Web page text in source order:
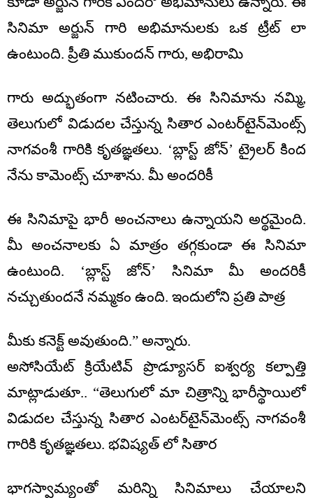
సినిమా అర్జున్ గారి అభిమానులకు ఒక ట్రీట్ లా
ఉంటుంది. ప్రీతి ముకుందన్ గారు, అభిరామి
గారు అద్భుతంగా నటించారు. ఈ సినిమాను నమ్మి,
తెలుగులో విడుదల చేస్తున్న సితార ఎంటర్‌టైన్‌మెంట్స్
నాగవంశీ గారికి కృతఙ్ఞతలు. ‘బ్లాస్ట్ జోన్’ ట్రైలర్ కింద
నేను కామెంట్స్ చూశాను. మీ అందరికీ
ఈ సినిమాపై భారీ అంచనాలు ఉన్నాయని అర్థమైంది.
మీ అంచనాలకు ఏ మాత్రం తగ్గకుండా ఈ సినిమా
ఉంటుంది. ‘బ్లాస్ట్ జోన్’ సినిమా మీ అందరికీ
నచ్చుతుందనే నమ్మకం ఉంది. ఇందులోని ప్రతి పాత్ర
మీకు కనెక్ట్ అవుతుంది.” అన్నారు.
అసోసియేట్ క్రియేటివ్ ప్రొడ్యూసర్ ఐశ్వర్య కల్పాత్తి
మాట్లాడుతూ.. “తెలుగులో మా చిత్రాన్ని భారీస్థాయిలో
విడుదల చేస్తున్న సితార ఎంటర్‌టైన్‌మెంట్స్ నాగవంశీ
గారికి కృతఙ్ఞతలు. భవిష్యత్ లో సితార
భాగస్వామ్యంతో మరిన్ని సినిమాలు చేయాలని